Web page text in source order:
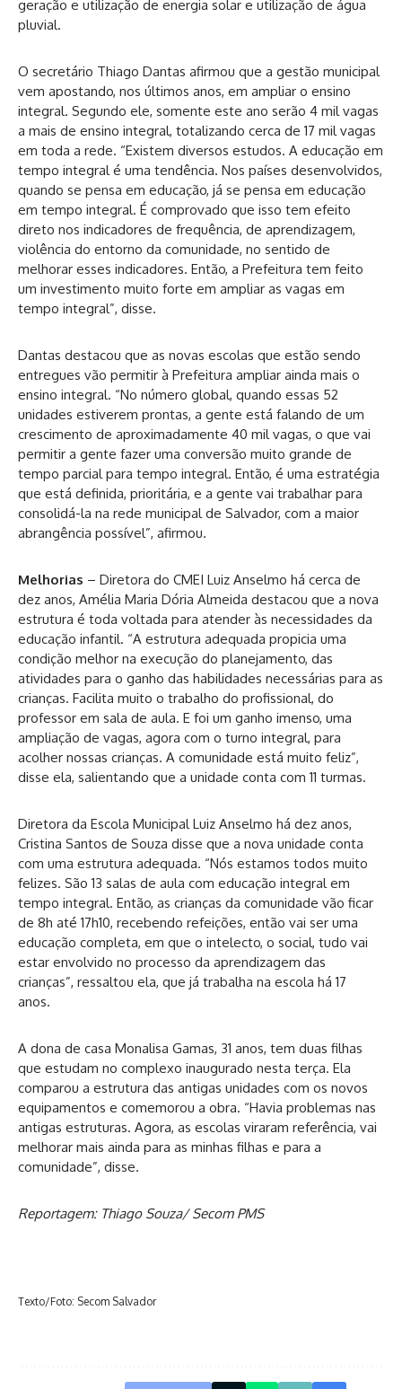
geração e utilização de energia solar e utilização de água
pluvial.
O secretário Thiago Dantas afirmou que a gestão municipal
vem apostando, nos últimos anos, em ampliar o ensino
integral. Segundo ele, somente este ano serão 4 mil vagas
a mais de ensino integral, totalizando cerca de 17 mil vagas
em toda a rede. “Existem diversos estudos. A educação em
tempo integral é uma tendência. Nos países desenvolvidos,
quando se pensa em educação, já se pensa em educação
em tempo integral. É comprovado que isso tem efeito
direto nos indicadores de frequência, de aprendizagem,
violência do entorno da comunidade, no sentido de
melhorar esses indicadores. Então, a Prefeitura tem feito
um investimento muito forte em ampliar as vagas em
tempo integral”, disse.
Dantas destacou que as novas escolas que estão sendo
entregues vão permitir à Prefeitura ampliar ainda mais o
ensino integral. “No número global, quando essas 52
unidades estiverem prontas, a gente está falando de um
crescimento de aproximadamente 40 mil vagas, o que vai
permitir a gente fazer uma conversão muito grande de
tempo parcial para tempo integral. Então, é uma estratégia
que está definida, prioritária, e a gente vai trabalhar para
consolidá-la na rede municipal de Salvador, com a maior
abrangência possível”, afirmou.
Melhorias – Diretora do CMEI Luiz Anselmo há cerca de
dez anos, Amélia Maria Dória Almeida destacou que a nova
estrutura é toda voltada para atender às necessidades da
educação infantil. “A estrutura adequada propicia uma
condição melhor na execução do planejamento, das
atividades para o ganho das habilidades necessárias para as
crianças. Facilita muito o trabalho do profissional, do
professor em sala de aula. E foi um ganho imenso, uma
ampliação de vagas, agora com o turno integral, para
acolher nossas crianças. A comunidade está muito feliz”,
disse ela, salientando que a unidade conta com 11 turmas.
Diretora da Escola Municipal Luiz Anselmo há dez anos,
Cristina Santos de Souza disse que a nova unidade conta
com uma estrutura adequada. “Nós estamos todos muito
felizes. São 13 salas de aula com educação integral em
tempo integral. Então, as crianças da comunidade vão ficar
de 8h até 17h10, recebendo refeições, então vai ser uma
educação completa, em que o intelecto, o social, tudo vai
estar envolvido no processo da aprendizagem das
crianças”, ressaltou ela, que já trabalha na escola há 17
anos.
A dona de casa Monalisa Gamas, 31 anos, tem duas filhas
que estudam no complexo inaugurado nesta terça. Ela
comparou a estrutura das antigas unidades com os novos
equipamentos e comemorou a obra. “Havia problemas nas
antigas estruturas. Agora, as escolas viraram referência, vai
melhorar mais ainda para as minhas filhas e para a
comunidade”, disse.
Reportagem: Thiago Souza/ Secom PMS
Texto/Foto: Secom Salvador